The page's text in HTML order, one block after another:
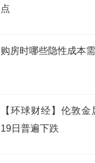
点
购房时哪些隐性成本
【环球财经】伦敦
19日普遍下跌